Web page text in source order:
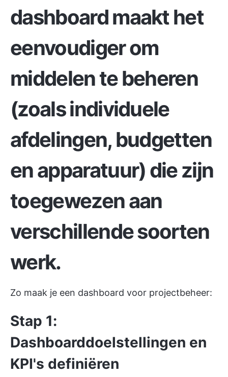
dashboard maakt het
eenvoudiger om
middelen te beheren
(zoals individuele
afdelingen, budgetten
en apparatuur) die zijn
toegewezen aan
verschillende soorten
werk.
Zo maak je een dashboard voor projectbeheer:
Stap 1:
Dashboarddoelstellingen en
KPI's definiëren